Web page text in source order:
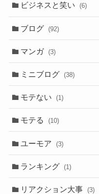
ビジネスと笑い (6)
ブログ (92)
マンガ (3)
ミニブログ (38)
モテない (1)
モテる (10)
ユーモア (3)
ランキング (1)
リアクション大事 (3)